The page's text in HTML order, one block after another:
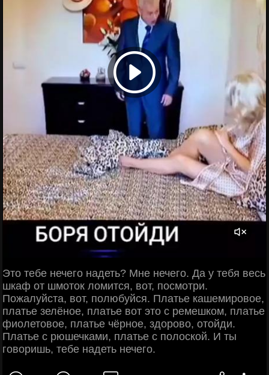
Это тебе нечего надеть? Мне нечего. Да у тебя весь
шкаф от шмоток ломится, вот, посмотри.
Пожалуйста, вот, полюбуйся. Платье кашемировое,
платье зелёное, платье вот это с ремешком, платье
фиолетовое, платье чёрное, здорово, отойди.
Платье с рюшечками, платье с полоской. И ты
говоришь, тебе надеть нечего.